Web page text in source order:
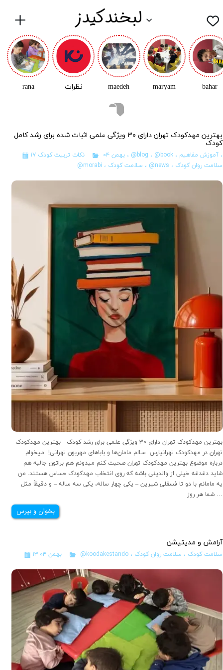
لبخندکیدز
rana نظرات maedeh maryam bahar
بهترین مهدکودک تهران دارای ۳۰ ویژگی علمی اثبات‌ شده برای رشد کامل
کودک
۱۷ بهمن ۰۴ نکات تربیت کودک ، @blog ، @book، آموزش مفاهیم،
@morabi ، سلامت کودک ، @news ، سلامت روان کودک
بهترین مهدکودک تهران دارای 30 ویژگی علمی برای رشد کودک بهترین مهدکودک
تهران در مهدکودک تهرانپارس سلام مامان‌ها و باباهای مهربون تهرانی! میخوام
درباره موضوع بهترین مهدکودک تهران صحبت کنم میدونم هم براتون جالبه هم
شاید دغدغه خیلی از والدینی باشه که روی انتخاب مهدکودک حساس هستند. من
یه مامانم با دو تا فسقلی شیرین – یکی چهار ساله، یکی سه ساله – و دقیقاً مثل
شما هر روز …
بخوان و بپرس
آرامش و مدیتیشن
۱۳ بهمن ۰۴ @koodakestando، سلامت کودک ، سلامت روان کودک